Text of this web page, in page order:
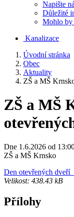
Napište
Důležité
Mohlo by
Kanalizace
Úvodní stránka
Obec
Aktuality
ZŠ a MŠ
ZŠ a MŠ
Dne 1.6.2026 od
ZŠ a MŠ Krnsko
Den otevřených
Velikost: 438.43 kB
Přílohy